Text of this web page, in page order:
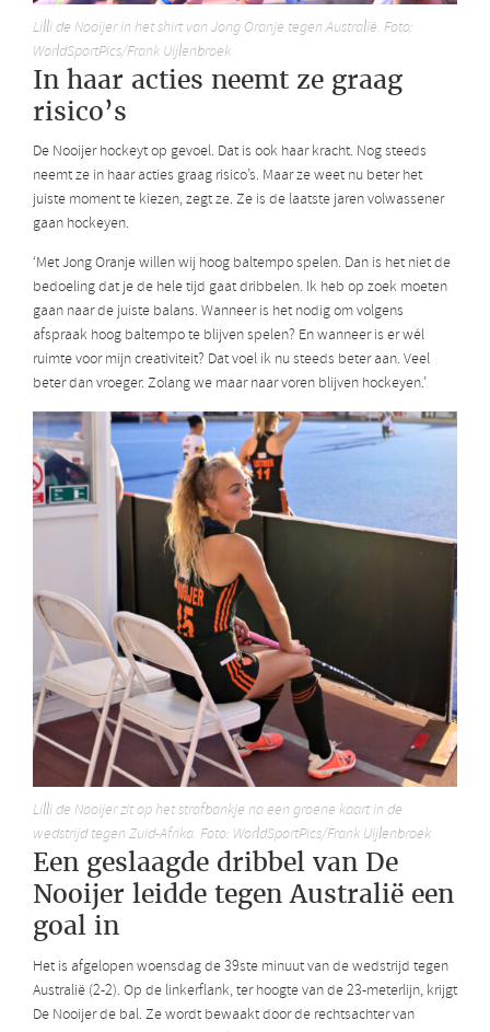
Lilli de Nooijer in het shirt van Jong Oranje tegen Australië. Foto:
WorldSportPics/Frank Uijlenbroek
In haar acties neemt ze graag
risico’s
De Nooijer hockeyt op gevoel. Dat is ook haar kracht. Nog steeds
neemt ze in haar acties graag risico’s. Maar ze weet nu beter het
juiste moment te kiezen, zegt ze. Ze is de laatste jaren volwassener
gaan hockeyen.
‘Met Jong Oranje willen wij hoog baltempo spelen. Dan is het niet de
bedoeling dat je de hele tijd gaat dribbelen. Ik heb op zoek moeten
gaan naar de juiste balans. Wanneer is het nodig om volgens
afspraak hoog baltempo te blijven spelen? En wanneer is er wél
ruimte voor mijn creativiteit? Dat voel ik nu steeds beter aan. Veel
beter dan vroeger. Zolang we maar naar voren blijven hockeyen.’
Lilli de Nooijer zit op het strafbankje na een groene kaart in de
wedstrijd tegen Zuid-Afrika. Foto: WorldSportPics/Frank Uijlenbroek
Een geslaagde dribbel van De
Nooijer leidde tegen Australië een
goal in
Het is afgelopen woensdag de 39ste minuut van de wedstrijd tegen
Australië (2-2). Op de linkerflank, ter hoogte van de 23-meterlijn, krijgt
De Nooijer de bal. Ze wordt bewaakt door de rechtsachter van